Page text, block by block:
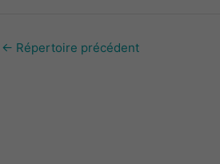
← Répertoire précédent